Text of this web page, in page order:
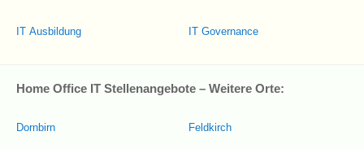
IT Ausbildung IT Governance
Home Office IT Stellenangebote – Weitere Orte:
Dornbirn Feldkirch